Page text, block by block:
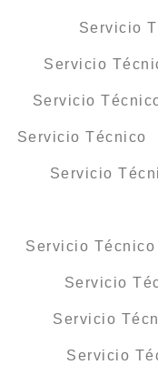
Servicio
Servicio
Servicio
Servicio Técnico
Servicio
Servicio
Servicio
Servicio
Servicio